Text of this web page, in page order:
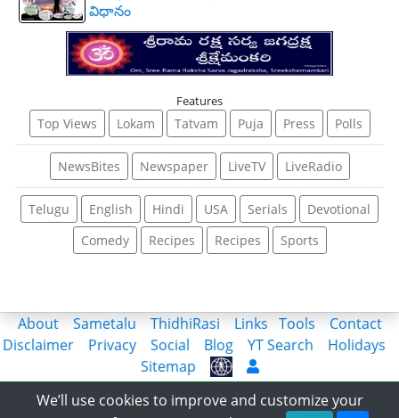
విధానం
Features
Top Views Lokam Tatvam Puja Press Polls
NewsBites Newspaper LiveTV LiveRadio
Telugu English Hindi USA Serials
Devotional
Comedy
Recipes Recipes Sports
About Sametalu ThidhiRasi Links Tools
Contact
Disclaimer
Privacy Social Blog YT Search
Holidays
Sitemap
Share the Information with World
© 2018-2023 APLatestNews.com, All rights reserved.
We’ll use cookies to improve and customize your